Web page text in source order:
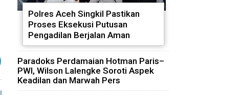
Polres Aceh Singkil Pastikan
Proses Eksekusi Putusan
Pengadilan Berjalan Aman
Paradoks Perdamaian Hotman Paris–
PWI, Wilson Lalengke Soroti Aspek
Keadilan dan Marwah Pers